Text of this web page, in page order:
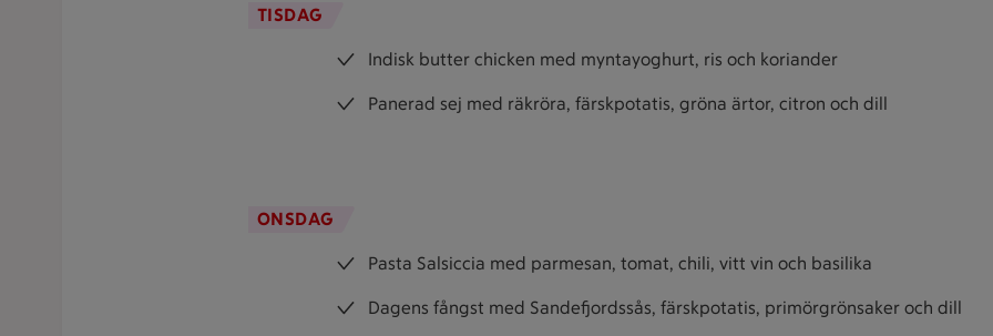
TISDAG
Indisk butter chicken med myntayoghurt, ris och koriander
Panerad sej med räkröra, färskpotatis, gröna ärtor, citron och dill
ONSDAG
Pasta Salsiccia med parmesan, tomat, chili, vitt vin och basilika
Dagens fångst med Sandefjordssås, färskpotatis, primörgrönsaker och dill